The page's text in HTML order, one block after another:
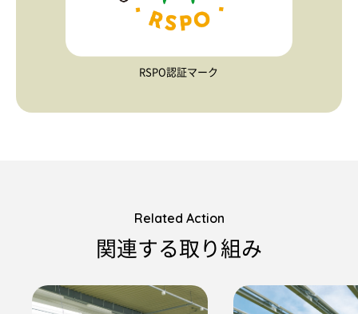
RSPO認証マーク
Related Action
関連する取り組み